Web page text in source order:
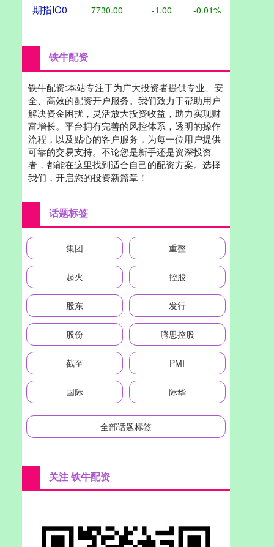
期指IC0 7730.00 -1.00 -0.01%
铁牛配资
铁牛配资:本站专注于为广大投资者提供专业、安
全、高效的配资开户服务。我们致力于帮助用户
解决资金困扰，灵活放大投资收益，助力实现财
富增长。平台拥有完善的风控体系，透明的操作
流程，以及贴心的客户服务，为每一位用户提供
可靠的交易支持。不论您是新手还是资深投资
者，都能在这里找到适合自己的配资方案。选择
我们，开启您的投资新篇章！
话题标签
集团 重整
起火 控股
股东 发行
股份 腾思控股
截至 PMI
国际 际华
全部话题标签
关注 铁牛配资